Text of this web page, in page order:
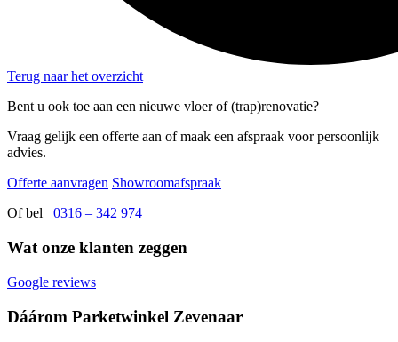
Terug naar het overzicht
Bent u ook toe aan een nieuwe vloer of (trap)renovatie?
Vraag gelijk een offerte aan of maak een afspraak voor persoonlijk
advies.
Offerte aanvragen Showroomafspraak
Of bel
0316 – 342 974
Wat onze klanten zeggen
Google reviews
Dáárom Parketwinkel Zevenaar